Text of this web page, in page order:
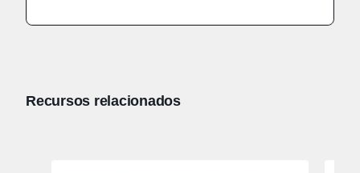
Recursos relacionados